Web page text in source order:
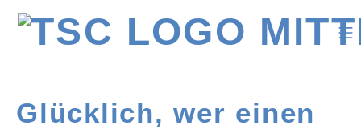
Glücklich, wer einen